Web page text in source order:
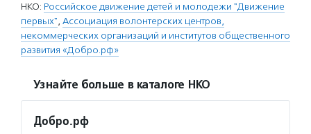
НКО: Российское движение детей и молодежи "Движение
первых", Ассоциация волонтерских центров,
некоммерческих организаций и институтов общественного
развития «Добро.рф»
Узнайте больше в каталоге НКО
Добро.рф